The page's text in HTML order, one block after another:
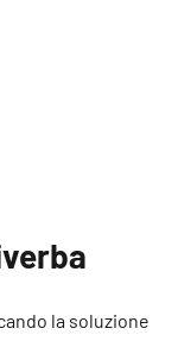
la soluzione